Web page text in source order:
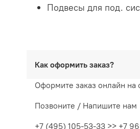
Подвесы для под.
Как оформить заказ?
Оформите заказ онлайн на
Позвоните / Напишите нам
+7 (495) 105-53-33 >> +7